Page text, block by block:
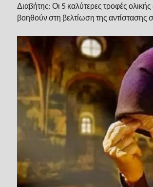
Διαβήτης: Οι 5 καλύτερες τροφές
βοηθούν στη βελτίωση της αντίστασης